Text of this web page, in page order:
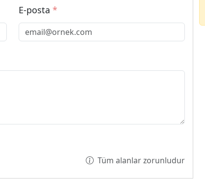
E-posta *
Tüm alanlar zorunludur